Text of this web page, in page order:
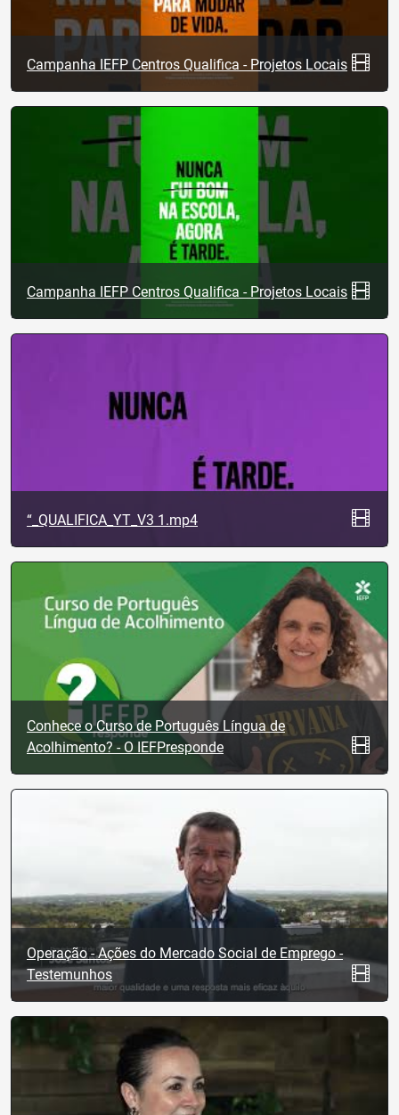
Campanha IEFP Centros Qualifica - Projetos Locais
Campanha IEFP Centros Qualifica - Projetos Locais
“_QUALIFICA_YT_V3 1.mp4
Conhece o Curso de Português Língua de
Acolhimento? - O IEFPresponde
Operação - Ações do Mercado Social de Emprego -
Testemunhos